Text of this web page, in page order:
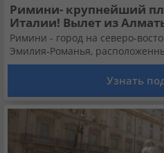
Контакты
Кабинет туриста
KZT USD
Римини- крупнейший
Италии! Вылет из
Римини - город на северо-
Эмилия-Романья,
Узнать